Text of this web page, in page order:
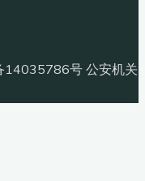
14035786号 公安机关